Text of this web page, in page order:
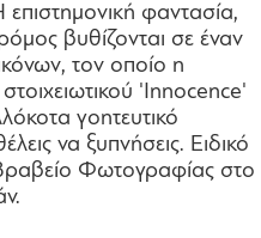
φαντασία,
βυθίζονται σε έναν
τον οποίο η
'Innocence'
γοητευτικό
να ξυπνήσεις. Ειδικό
Φωτογραφίας στο